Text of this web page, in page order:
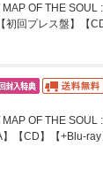
MAP OF THE
初回プレス盤】【CD
MAP OF THE
】【CD】【+Blu-ray